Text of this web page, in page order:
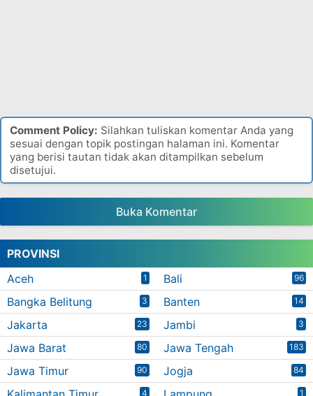
Comment Policy: Silahkan tuliskan komentar Anda yang
sesuai dengan topik postingan halaman ini. Komentar
yang berisi tautan tidak akan ditampilkan sebelum
disetujui.
Buka Komentar
PROVINSI
Aceh
1 Bali 96
Bangka Belitung 3 Banten 14
Jakarta 23 Jambi 3
Jawa Barat 80 Jawa Tengah 183
Jawa Timur 90 Jogja 84
4 1